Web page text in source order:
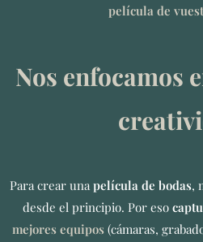
película de
Nos enfocamos
Para crear unapelícula de bodas,
desde el principio. Por eso
mejores equipos (cámaras,